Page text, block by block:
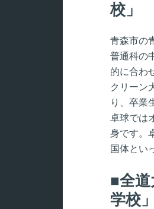
校」
青森市の
普通科の
的に合わ
クリーン
り、卒業
卓球では
身です。
国体とい
全
学校」